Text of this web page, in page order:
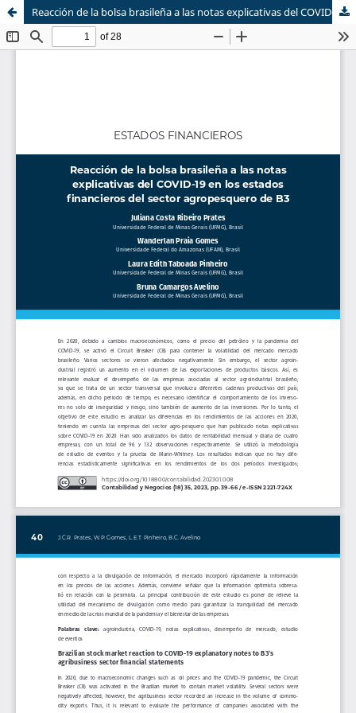
Reacción de la bolsa brasileña a las notas explicativas del COVID-19 en los estados financieros del sector agropesquero de B3